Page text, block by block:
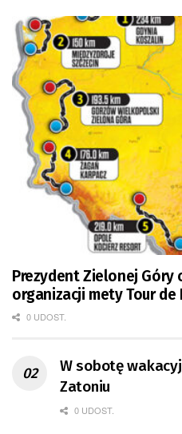
Prezydent Zielonej Góry
organizacji mety Tour de
0 UDOST.
W sobotę
Zatoniu
0 UDOST.